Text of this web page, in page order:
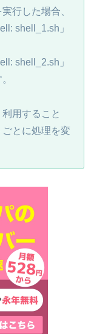
行した場合、
shell_1.sh」
shell_2.sh」
用すること
とに処理を変